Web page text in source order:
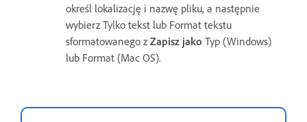
określ lokalizację i nazwę pliku, a następnie
wybierz Tylko tekst lub Format tekstu
sformatowanego z Zapisz jako Typ (Windows)
lub Format (Mac OS).